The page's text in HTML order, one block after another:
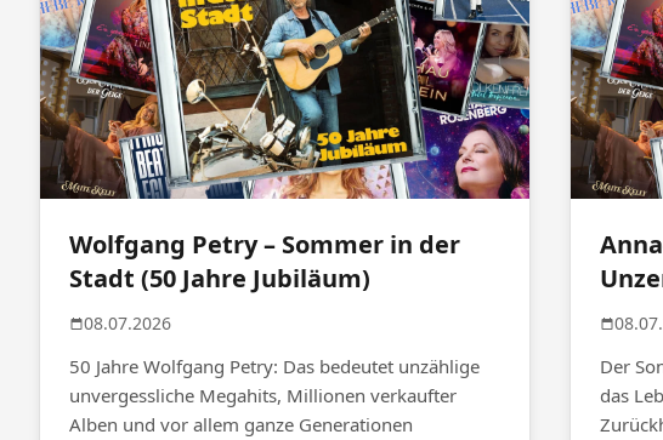
Wolfgang Petry – Sommer in der
Stadt (50 Jahre Jubiläum)
08.07.2026
50 Jahre Wolfgang Petry: Das bedeutet unzählige
unvergessliche Megahits, Millionen verkaufter
Alben und vor allem ganze Generationen
Der
das